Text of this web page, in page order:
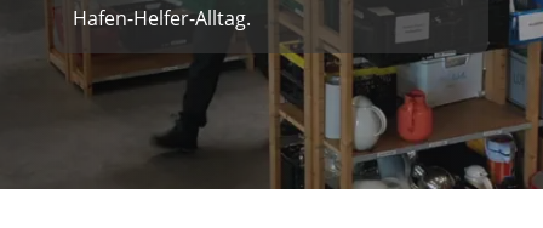
Hafen-Helfer-Alltag.